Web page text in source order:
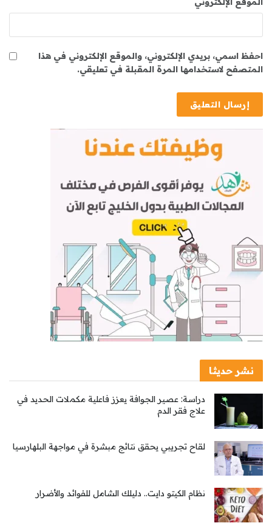
احفظ اسمي، بريدي الإلكتروني، والموقع الإلكتروني في هذا
المتصفح لاستخدامها المرة المقبلة في تعليقي.
نشر حديثا
دراسة: عصير الجوافة يعزز فاعلية مكملات الحديد في
علاج فقر الدم
لقاح تجريبي يحقق نتائج مبشرة في مواجهة البلهارسيا
نظام الكيتو دايت.. دليلك الشامل للفوائد والأضرار